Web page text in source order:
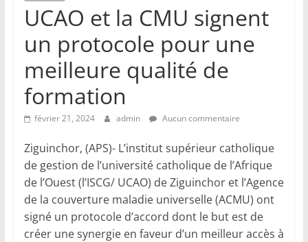
UCAO et la CMU signent
un protocole pour une
meilleure qualité de
formation
février 21, 2024 admin Aucun commentaire
Ziguinchor, (APS)- L’institut supérieur catholique
de gestion de l’université catholique de l’Afrique
de l’Ouest (l’ISCG/ UCAO) de Ziguinchor et l’Agence
de la couverture maladie universelle (ACMU) ont
signé un protocole d’accord dont le but est de
créer une synergie en faveur d’un meilleur accès à